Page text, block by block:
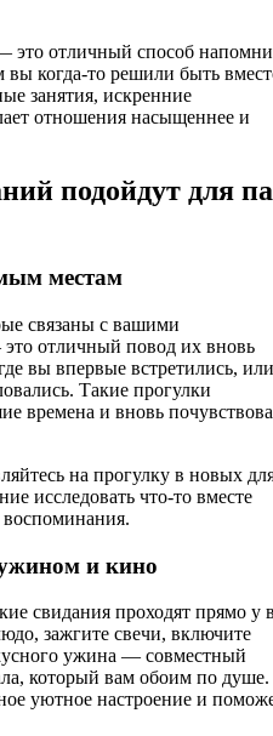
отличный способ
вы когда-то решили быть
занятия, искренние
отношения насыщеннее и
подойдут для
местам
связаны с вашими
отличный повод их вновь
вы впервые встретились, или
Такие прогулки
времена и вновь
на прогулку в новых
исследовать что-то вместе
и кино
свидания проходят прямо у
зажгите свечи, включите
ужина — совместный
который вам обоим по душе.
уютное настроение и